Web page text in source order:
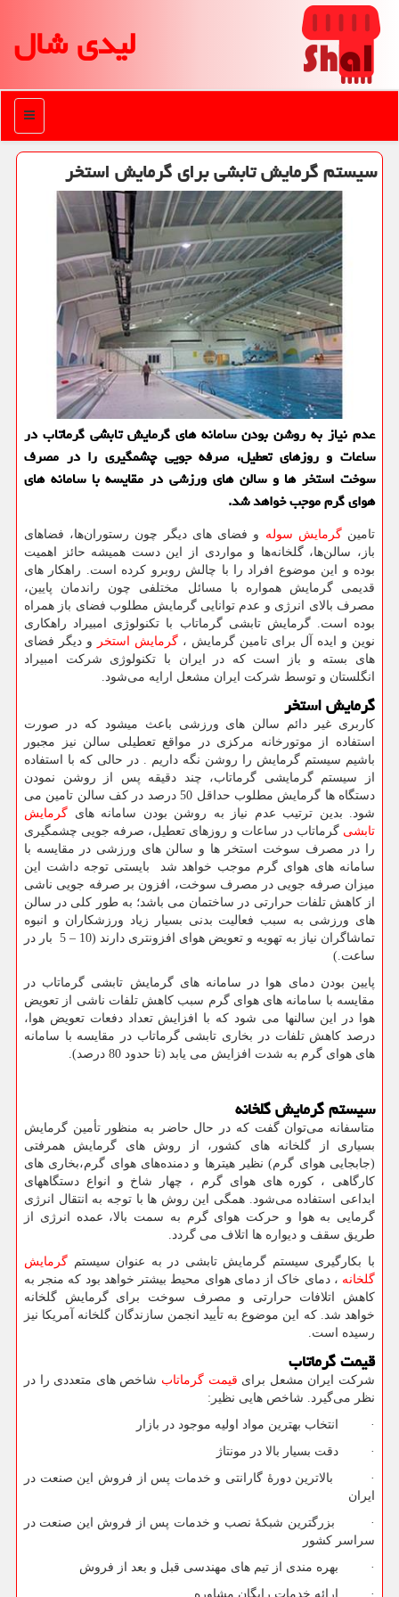
لیدی شال
منو
سیستم گرمایش تابشی برای گرمایش استخر
عدم نیاز به روشن بودن سامانه های گرمایش تابشی گرماتاب در
ساعات و روزهای تعطیل، صرفه جویی چشمگیری را در مصرف
سوخت استخر ها و سالن های ورزشی در مقایسه با سامانه های
هوای گرم موجب خواهد شد.
تامینگرمایش سوله و فضای های دیگر چون رستوران‌ها، فضاهای
باز، سالن‌ها، گلخانه‌ها و مواردی از این دست همیشه حائز اهمیت
بوده و این موضوع افراد را با چالش روبرو کرده است. راهکار های
قدیمی گرمایش همواره با مسائل مختلفی چون راندمان پایین،
مصرف بالای انرژی و عدم توانایی گرمایش مطلوب فضای باز همراه
بوده است. گرمایش تابشی گرماتاب با تکنولوژی امبیراد راهکاری
نوین و ایده آل برای تامین گرمایش ، گرمایش استخر
و دیگر فضای
های بسته و باز است که در ایران با تکنولوژی شرکت امبیراد
انگلستان و توسط شرکت ایران مشعل ارایه می‌شود.
گرمایش استخر
کاربری غیر دائم سالن های ورزشی باعث میشود که در صورت
استفاده از موتورخانه مرکزی در مواقع تعطیلی سالن نیز مجبور
باشیم سیستم گرمایش را روشن نگه داریم . در حالی که با استفاده
از سیستم گرمایشی گرماتاب، چند دقیقه پس از روشن نمودن
دستگاه ها گرمایش مطلوب حداقل 50 درصد در کف سالن تامین می
شود. بدین ترتیب عدم نیاز به روشن بودن سامانه های گرمایش
تابشی گرماتاب در ساعات و روزهای تعطیل، صرفه جویی چشمگیری
را در مصرف سوخت استخر ها و سالن های ورزشی در مقایسه با
سامانه های هوای گرم موجب خواهد شد بایستی توجه داشت این
میزان صرفه جویی در مصرف سوخت، افزون بر صرفه جویی ناشی
از کاهش تلفات حرارتی در ساختمان می باشد؛ به طور کلی در سالن
های ورزشی به سبب فعالیت بدنی بسیار زیاد ورزشکاران و انبوه
تماشاگران نیاز به تهویه و تعویض هوای افزونتری دارند (10 – 5 بار در
ساعت.)
پایین بودن دمای هوا در سامانه های گرمایش تابشی گرماتاب در
مقایسه با سامانه های هوای گرم سبب کاهش تلفات ناشی از تعویض
هوا در این سالنها می شود که با افزایش تعداد دفعات تعویض هوا،
درصد کاهش تلفات در بخاری تابشی گرماتاب در مقایسه با سامانه
های هوای گرم به شدت افزایش می یابد (تا حدود 80 درصد).
سیستم گرمایش گلخانه
متاسفانه می‌توان گفت كه در حال حاضر به منظور تأمین گرمایش
بسیاری از گلخانه های كشور، از روش های گرمایش همرفتی
(جابجایی هوای گرم) نظیر هیترها و دمنده‌های هوای گرم،بخاری های
كارگاهی ، كوره های هوای گرم ، چهار شاخ و انواع دستگاههای
ابداعی استفاده می‌شود. همگی این روش ها با توجه به انتقال انرژی
گرمایی به هوا و حركت هوای گرم به سمت بالا، عمده انرژی از
طریق سقف و دیواره ها اتلاف می گردد.
با بکارگیری سیستم گرمایش تابشی در به عنوان سیستم گرمایش
گلخانه ، دمای خاک از دمای هوای محیط بیشتر خواهد بود که منجر به
کاهش اتلافات حرارتی و مصرف سوخت برای گرمایش گلخانه
خواهد شد. که این موضوع به تأیید انجمن سازندگان گلخانه آمریکا نیز
رسیده است.
قیمت گرماتاب
شرکت ایران مشعل برای قیمت گرماتاب شاخص های متعددی را در
نظر می‌گیرد. شاخص هایی نظیر:
· انتخاب بهترین مواد اولیه موجود در بازار
· دقت بسیار بالا در مونتاژ
· بالاترین دورۀ گارانتی و خدمات پس از فروش این صنعت در
ایران
· بزرگترین شبکۀ نصب و خدمات پس از فروش این صنعت در
سراسر کشور
· بهره مندی از تیم های مهندسی قبل و بعد از فروش
· ارائه خدمات رایگان مشاوره